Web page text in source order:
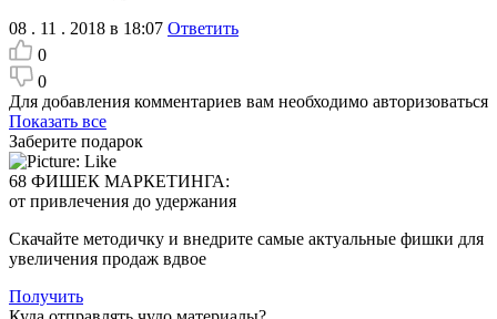
08 . 11 . 2018 в 18:07 Ответить
0
0
Для добавления комментариев вам необходимо авторизоваться
Показать все
Заберите подарок
68 ФИШЕК МАРКЕТИНГА:
от привлечения до удержания
Скачайте методичку и внедрите самые актуальные фишки для
увеличения продаж вдвое
Получить